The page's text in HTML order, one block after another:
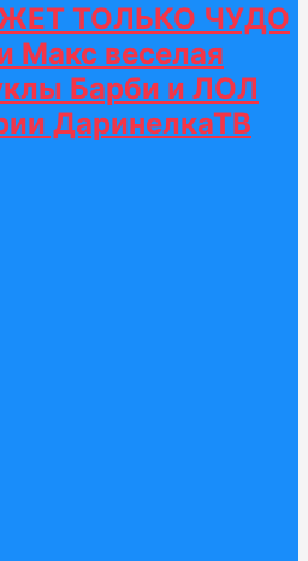
ТОЛЬКО ЧУДО
Макс веселая
Барби и ЛОЛ
ДаринелкаТВ